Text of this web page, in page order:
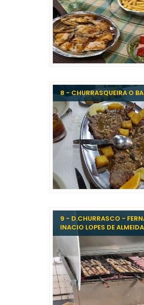
8 - CHURRASQUEIRA O
9 - D.CHURRASCO -
INACIO LOPES DE ALMEIDA